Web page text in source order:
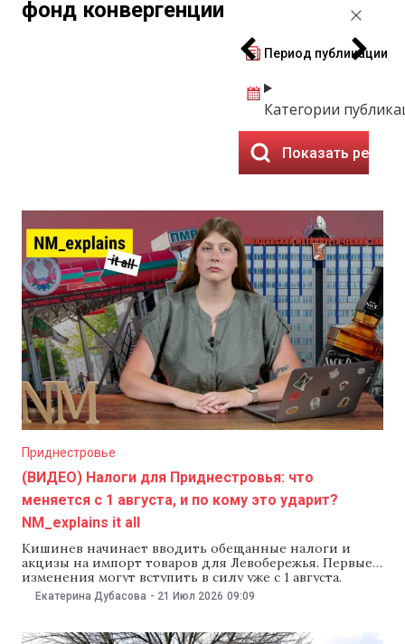
фонд конвергенции
Период публикации
Категории
Показать
Приднестровье
(ВИДЕО) Налоги для Приднестровья: что
меняется с 1 августа, и по кому это ударит?
NM_explains it all
Кишинев начинает вводить обещанные налоги и
акцизы на импорт товаров для Левобережья. Первые
изменения могут вступить в силу уже с 1 августа.
Главный вопрос для жителей региона – изменятся
ли из-за этого цены. Что может подорожать, а что,
ждать роста цен на газ,
Екатерина Дубасова - 21 Июл 2026 09:09